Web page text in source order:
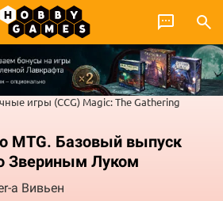
игры (CCG) Magic: The Gathering
MTG. Базовый выпуск
Звериным Луком
a Вивьен